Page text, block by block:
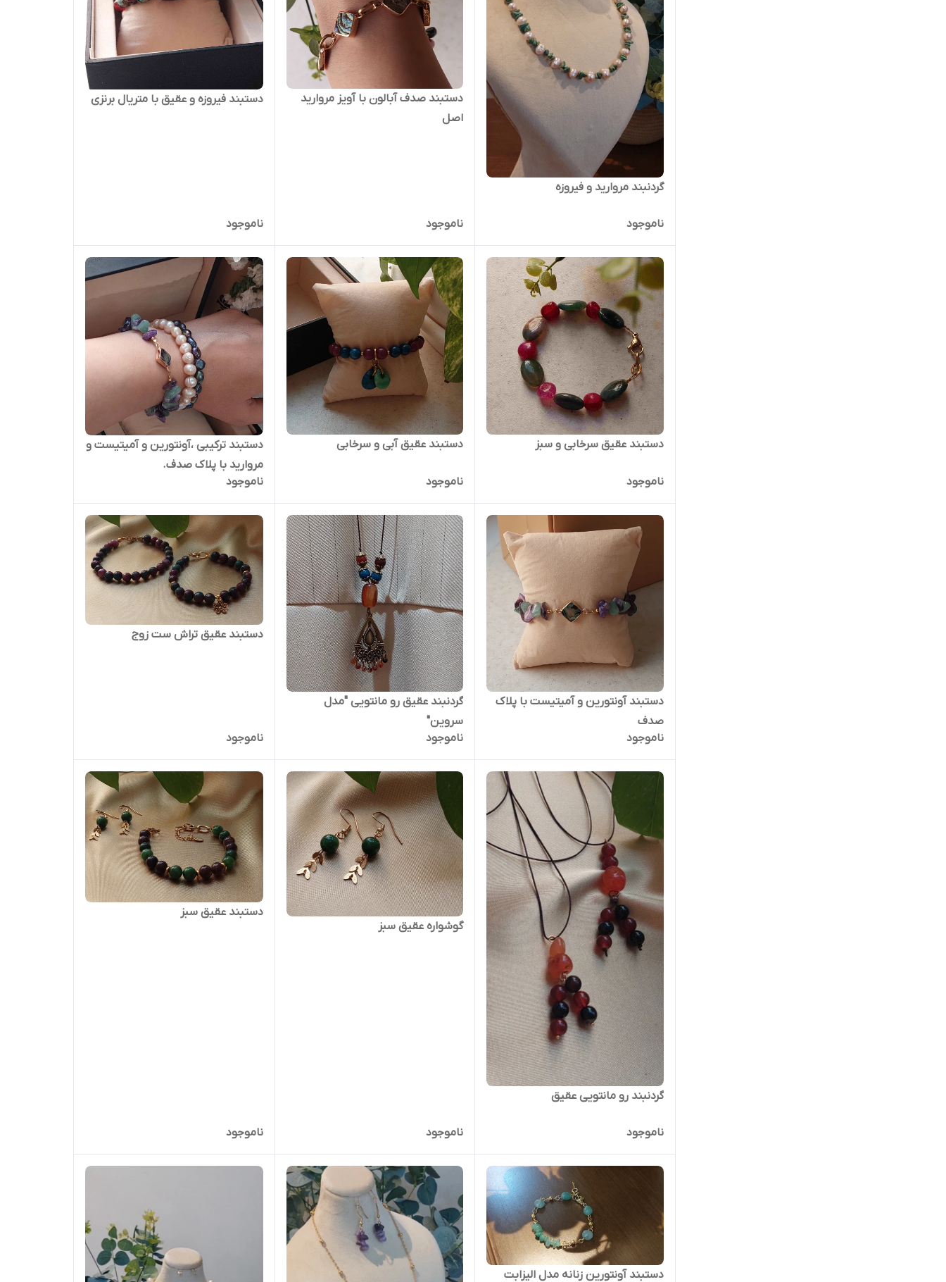
گردنبند مروارید و فیروزه
ناموجود
دستبند صدف آبالون با آویز مروارید
اصل
ناموجود
دستبند فیروزه و عقیق با متریال برنزی
ناموجود
دستبند عقیق سرخابی و سبز
ناموجود
دستبند عقیق آبی و سرخابی
ناموجود
دستبند ترکیبی ،آونتورین و آمیتیست و
مروارید با پلاک صدف.
ناموجود
دستبند آونتورین و آمیتیست با پلاک
صدف
ناموجود
گردنبند عقیق رو مانتویی "مدل
سروین"
ناموجود
دستبند عقیق تراش ست زوج
ناموجود
گردنبند رو مانتویی عقیق
ناموجود
گوشواره عقیق سبز
ناموجود
دستبند عقیق سبز
ناموجود
دستبند آونتورین زنانه مدل الیزابت